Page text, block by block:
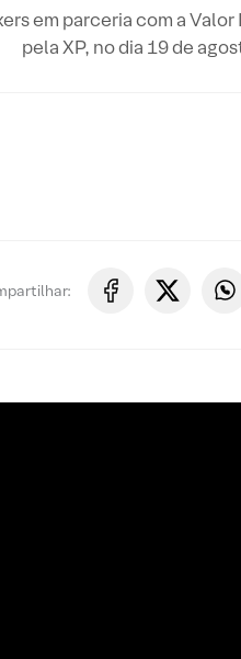
em parceria com a
pela XP, no dia 19 de